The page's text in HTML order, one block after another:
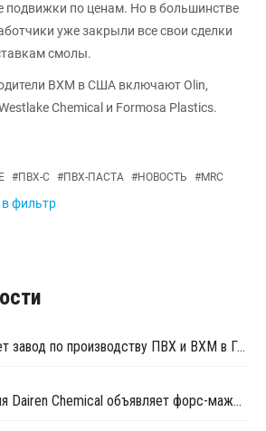
подвижки по ценам. Но в большинстве
уже закрыли все свои сделки
смолы.
ВХМ в США включают Olin,
Chemical и Formosa Plastics.
#ПВХ-С #ПВХ-ПАСТА #НОВОСТЬ #MRC
в фильтр
Westlake приобретает завод по производству ПВХ и ВХМ в Германии
Тайваньская компания Dairen Chemical объявляет форс-мажор в связи с перебоями в поставках сырья